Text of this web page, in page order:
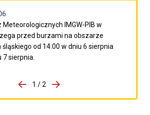
Meteorologicznych IMGW-PIB w
przed burzami na obszarze
od 14:00 w dniu 6 sierpnia
7 sierpnia.
1 / 2
Przejdź do następnego